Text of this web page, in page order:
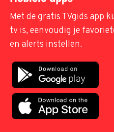
Met de gratis TVgids app
tv is, eenvoudig je
en alerts instellen.